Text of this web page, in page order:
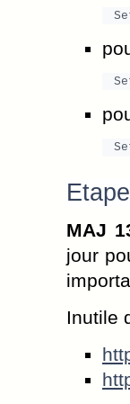
MAJ
jour
Inutile